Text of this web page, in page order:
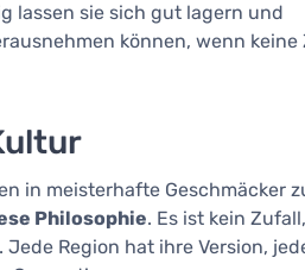
lassen sie sich gut lagern und
können, wenn keine
in meisterhafte Geschmäcker
Philosophie. Es ist kein
Region hat ihre Version,